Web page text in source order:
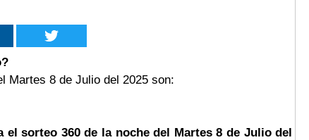
Martes 8 de Julio del 2025 son:
el sorteo 360 de la noche del Martes 8 de Julio del